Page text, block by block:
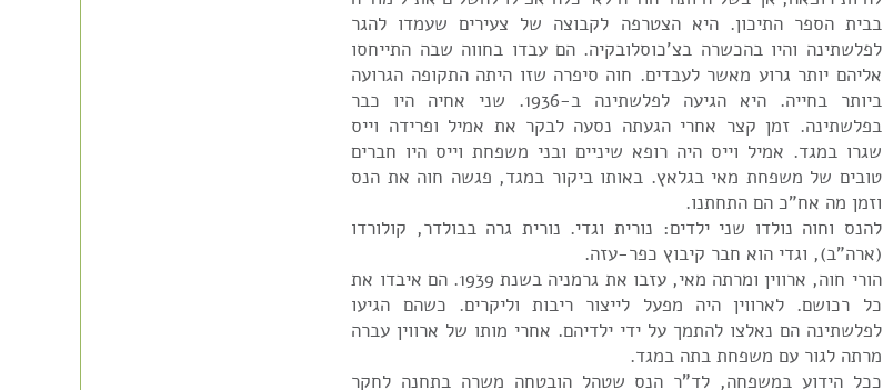
בבית הספר התיכון. היא הצטרפה לקבוצה של צעירים שעמדו להגר
לפלשתינה והיו בהכשרה בצ'כוסלובקיה. הם עבדו בחווה שבה התייחסו
אליהם יותר גרוע מאשר לעבדים. חוה סיפרה שזו היתה התקופה הגרועה
ביותר בחייה. היא הגיעה לפלשתינה ב-1936. שני אחיה היו כבר
בפלשתינה. זמן קצר אחרי הגעתה נסעה לבקר את אמיל ופרידה וייס
שגרו במגד. אמיל וייס היה רופא שיניים ובני משפחת וייס היו חברים
טובים של משפחת מאי בגלאץ. באותו ביקור במגד, פגשה חוה את הנס
וזמן מה אח"כ הם התחתנו.
להנס וחוה נולדו שני ילדים: נורית וגדי. נורית גרה בבולדר, קולורדו
(ארה"ב), וגדי הוא חבר קיבוץ כפר-עזה.
הורי חוה, ארווין ומרתה מאי, עזבו את גרמניה בשנת 1939. הם איבדו את
כל רכושם. לארווין היה מפעל לייצור ריבות וליקרים. כשהם הגיעו
לפלשתינה הם נאלצו להתמך על ידי ילדיהם. אחרי מותו של ארווין עברה
מרתה לגור עם משפחת בתה במגד.
ככל הידוע במשפחה, לד"ר הנס שטהל הובטחה משרה בתחנה לחקר